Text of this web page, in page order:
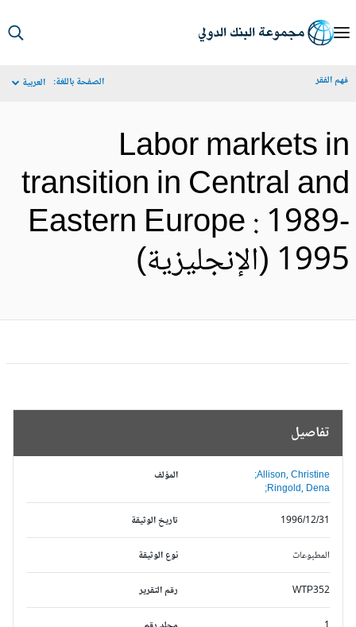
الفقر الصفحة باللغة: العربية
Labor markets
transition in Central
Eastern Europe :
(الإنجليزية)
تفاصيل
المؤلف
Allison, Christine;
Ringold, Dena;
تاريخ الوثيقة
1996/12/31
نوع الوثيقة المطبوعات
رقم التقرير WTP352